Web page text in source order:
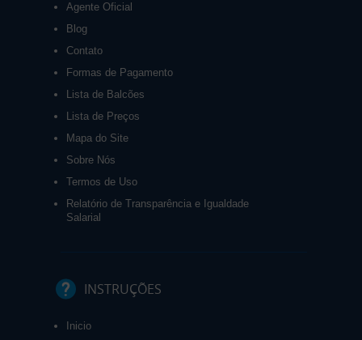
Agente Oficial
Blog
Contato
Formas de Pagamento
Lista de Balcões
Lista de Preços
Mapa do Site
Sobre Nós
Termos de Uso
Relatório de Transparência e Igualdade
Salarial
INSTRUÇÕES
Inicio